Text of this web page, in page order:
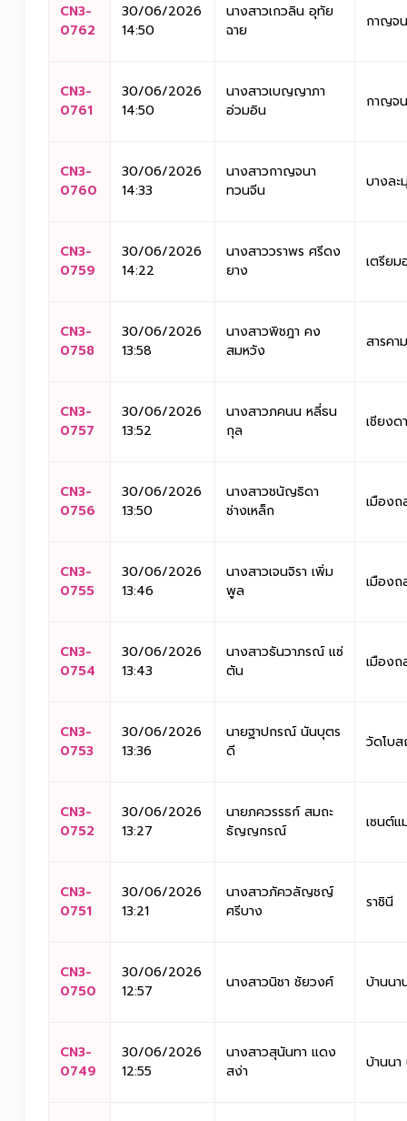
CN3-
0762
30/06/2026
14:50
นางสาวเกวลิน อุทัย
ฉาย
กาญจ
CN3-
0761
30/06/2026
14:50
นางสาวเบญญาภา
อ่วมอิน
กาญจ
CN3-
0760
30/06/2026
14:33
นางสาวกาญจนา
ทวนจีน
บางละ
CN3-
0759
30/06/2026
14:22
นางสาววราพร ศรีดง
ยาง
เตรียม
CN3-
0758
30/06/2026
13:58
นางสาวพิชฎา คง
สมหวัง
สารค
CN3-
0757
30/06/2026
13:52
นางสาวภคนน หลี่ธน
กุล
เชียงด
CN3-
0756
30/06/2026
13:50
นางสาวชนัญธิดา
ช่างเหล็ก
เมืองถ
CN3-
0755
30/06/2026
13:46
นางสาวเจนจิรา เพิ่ม
พูล
เมืองถ
CN3-
0754
30/06/2026
13:43
นางสาวธันวาภรณ์ แซ่
ตัน
เมืองถ
CN3-
0753
30/06/2026
13:36
นายฐาปกรณ์ นันบุตร
ดี
วัดโบ
CN3-
0752
30/06/2026
13:27
นายภควรรธก์ สมถะ
ธัญญกรณ์
เซนต์แ
CN3-
0751
30/06/2026
13:21
นางสาวภัควลัญชญ์
ศรีบาง
ราชินี
CN3-
0750
30/06/2026
12:57
นางสาวนิชา ชัยวงศ์ บ้านน
CN3-
0749
30/06/2026
12:55
นางสาวสุนันทา แดง
สง่า
บ้านน